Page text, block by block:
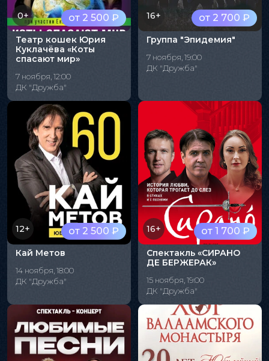
от 2 500 ₽
0+
Театр кошек Юрия
Куклачёва «Коты
спасают мир»
7 ноября, 12:00
ДК "Дружба"
от 2 700 ₽
16+
Группа "Эпидемия"
7 ноября, 19:00
ДК "Дружба"
от 2 500 ₽
12+
Кай Метов
14 ноября, 18:00
ДК "Дружба"
от 1 700 ₽
16+
Спектакль «СИРАНО
ДЕ БЕРЖЕРАК»
15 ноября, 19:00
ДК "Дружба"